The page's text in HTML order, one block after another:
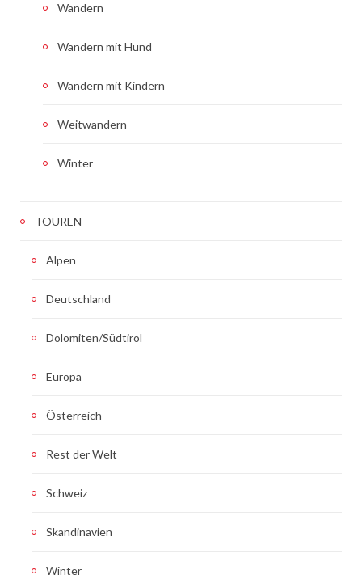
Wandern
Wandern mit Hund
Wandern mit Kindern
Weitwandern
Winter
TOUREN
Alpen
Deutschland
Dolomiten/Südtirol
Europa
Österreich
Rest der Welt
Schweiz
Skandinavien
Winter